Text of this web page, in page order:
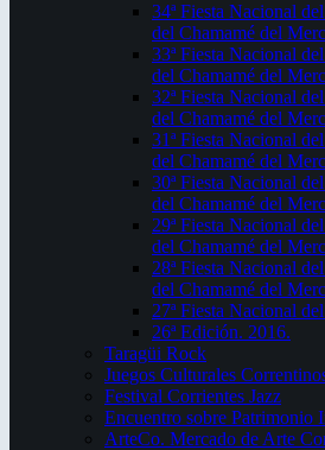
34ª Fiesta Nacional
del Chamamé del
33ª Fiesta Nacional
del Chamamé del
32ª Fiesta Nacional
del Chamamé del
31ª Fiesta Nacional
del Chamamé del
30ª Fiesta Nacional
del Chamamé del
29ª Fiesta Nacional
del Chamamé del
28ª Fiesta Nacional
del Chamamé del
27ª Fiesta Nacional
26ª Edición. 2016.
Taragüi Rock
Juegos Culturales
Festival Corrientes Jazz
Encuentro sobre Patrimonio
ArteCo. Mercado de Arte